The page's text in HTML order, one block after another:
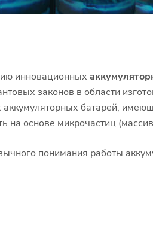
инновационных
законов в области
батарей,
на основе микрочастиц
понимания работы